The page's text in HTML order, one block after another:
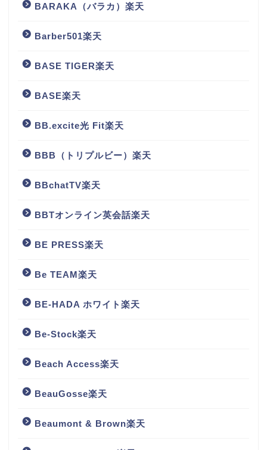
BARAKA（バラカ）楽天
Barber501楽天
BASE TIGER楽天
BASE楽天
BB.excite光 Fit楽天
BBB（トリプルビー）楽天
BBchatTV楽天
BBTオンライン英会話楽天
BE PRESS楽天
Be TEAM楽天
BE-HADA ホワイト楽天
Be-Stock楽天
Beach Access楽天
BeauGosse楽天
Beaumont & Brown楽天